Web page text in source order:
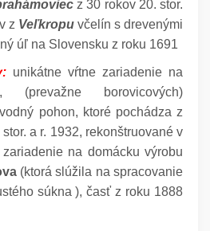
z 30 rokov 20. stor.
z Veľkropu včelín s drevenými
úľ na Slovensku z roku 1691
unikátne vŕtne zariadenie na
(prevažne borovicových)
pohon, ktoré pochádza z
a r. 1932, rekonštruované v
na domácku výrobu
(ktorá slúžila na spracovanie
súkna ), časť z roku 1888